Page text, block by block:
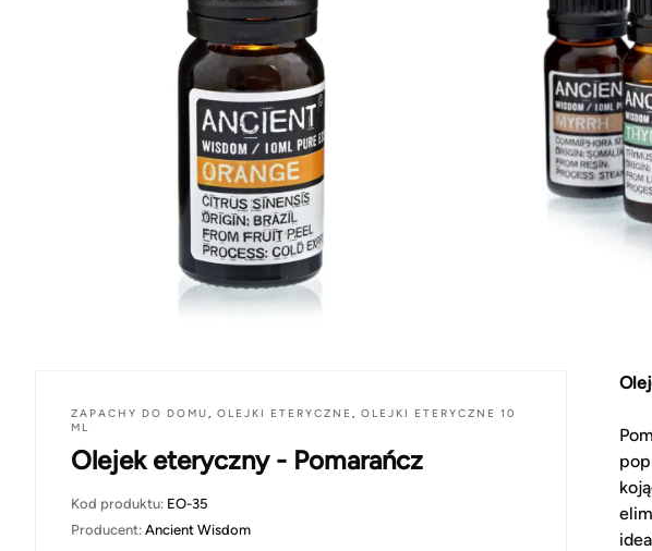
ZAPACHY DO DOMU, OLEJKI ETERYCZNE , OLEJKI ETERYCZNE 10
ML
Olejek eteryczny - Pomarańcz
Kod produktu: EO-35
Producent: Ancient Wisdom